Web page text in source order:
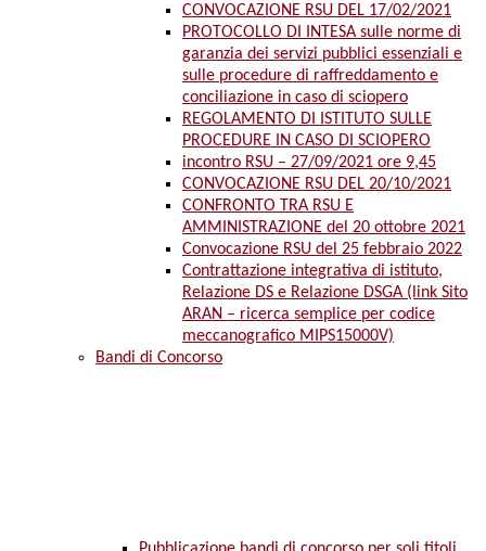
CONVOCAZIONE RSU DEL 17/02/2021
PROTOCOLLO DI INTESA sulle norme di
garanzia dei servizi pubblici essenziali e
sulle procedure di raffreddamento e
conciliazione in caso di sciopero
REGOLAMENTO DI ISTITUTO SULLE
PROCEDURE IN CASO DI SCIOPERO
incontro RSU – 27/09/2021 ore 9,45
CONVOCAZIONE RSU DEL 20/10/2021
CONFRONTO TRA RSU E
AMMINISTRAZIONE del 20 ottobre 2021
Convocazione RSU del 25 febbraio 2022
Contrattazione integrativa di istituto,
Relazione DS e Relazione DSGA (link Sito
ARAN – ricerca semplice per codice
meccanografico MIPS15000V)
Bandi di Concorso